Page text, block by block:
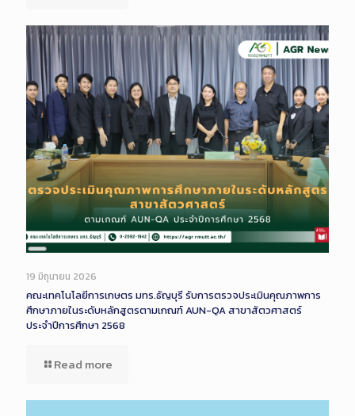
Long
Description
19 มิถุนายน 2026
คณะเทคโนโลยีการเกษตร มทร.ธัญบุรี รับการตรวจประเมินคุณภาพการ
ศึกษาภายในระดับหลักสูตรตามเกณฑ์ AUN-QA สาขาสัตวศาสตร์
ประจำปีการศึกษา 2568
Read more